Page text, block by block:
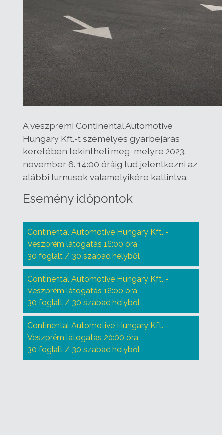
A veszprémi Continental Automotive
Hungary Kft.-t személyes gyárbejárás
keretében tekintheti meg, melyre 2023.
november 6. 14:00 óráig tud jelentkezni az
alábbi turnusok valamelyikére kattintva.
Esemény időpontok
Continental Automotive Hungary Kft. -
Veszprém látogatás 16:00 óra
30 foglalt / 30 szabad helyből
Continental Automotive Hungary Kft. -
Veszprém látogatás 18:00 óra
30 foglalt / 30 szabad helyből
Continental Automotive Hungary Kft. -
Veszprém látogatás 20:00 óra
30 foglalt / 30 szabad helyből